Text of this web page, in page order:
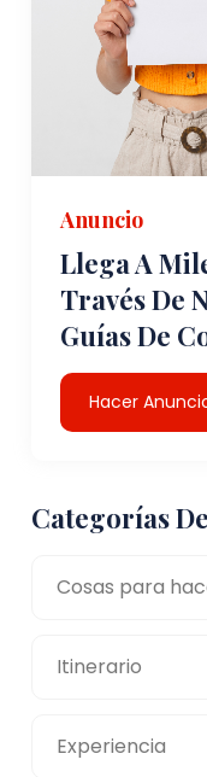
Anuncio
Llega A
Través De
Guías De
Hacer
Categorías
Cosas para
Itinerario
Experiencia